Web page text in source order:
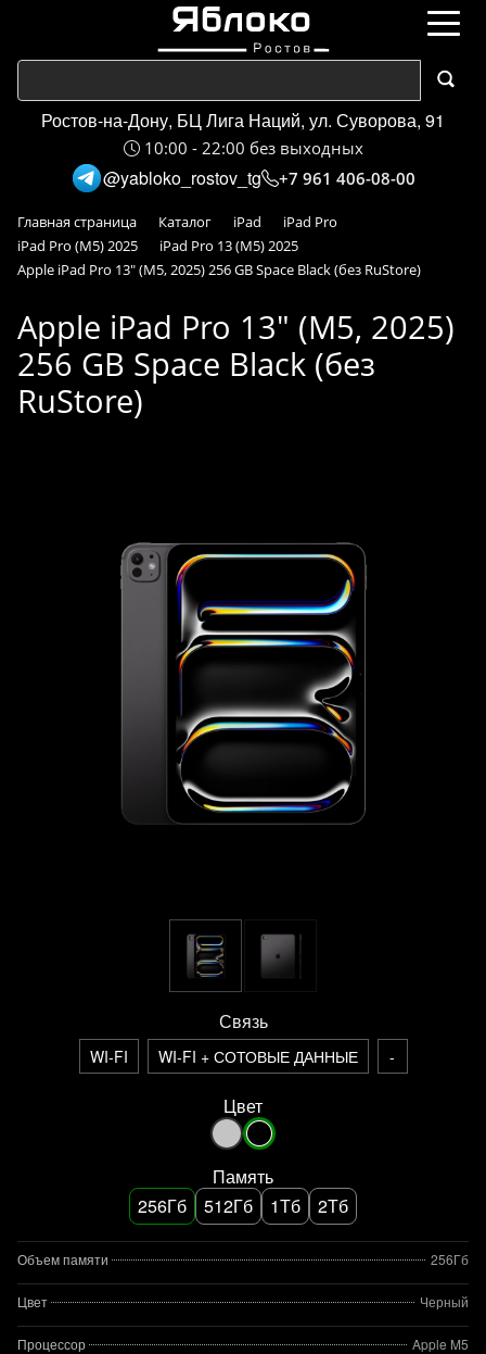
Ростов-на-Дону, БЦ Лига Наций, ул. Суворова, 91
10:00 - 22:00 без выходных
@yabloko_rostov_tg +7 961 406-08-00
Главная страница Каталог iPad
iPad Pro
iPad Pro (M5) 2025
iPad Pro 13 (M5) 2025
Apple iPad Pro 13" (M5, 2025) 256 GB Space Black (без RuStore)
Apple iPad Pro 13" (M5, 2025)
256 GB Space Black (без
RuStore)
Связь
WI-FI WI-FI + СОТОВЫЕ ДАННЫЕ -
Цвет
Память
256Гб
512Гб 1Тб 2Тб
Объем памяти 256Гб
Цвет Черный
Процессор Apple M5